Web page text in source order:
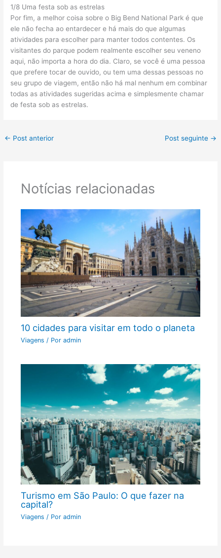
1/8 Uma festa sob as estrelas
Por fim, a melhor coisa sobre o Big Bend National Park é que
ele não fecha ao entardecer e há mais do que algumas
atividades para escolher para manter todos contentes. Os
visitantes do parque podem realmente escolher seu veneno
aqui, não importa a hora do dia. Claro, se você é uma pessoa
que prefere tocar de ouvido, ou tem uma dessas pessoas no
seu grupo de viagem, então não há mal nenhum em combinar
todas as atividades sugeridas acima e simplesmente chamar
de festa sob as estrelas.
← Post anterior Post seguinte →
Notícias relacionadas
10 cidades para visitar em todo o planeta
Viagens / Por admin
Turismo em São Paulo: O que fazer na
capital?
Viagens / Por admin